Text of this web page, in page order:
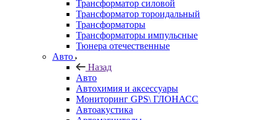
Трансформатор силовой
Трансформатор тороидальный
Трансформаторы
Трансформаторы импульсные
Тюнера отечественные
Авто
Назад
Авто
Автохимия и аксессуары
Мониторинг GPS\ ГЛОНАСС
Автоакустика